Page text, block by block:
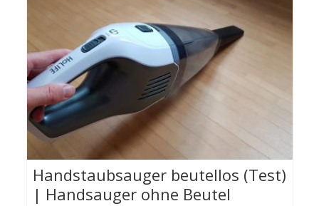
Handstaubsauger beutellos (Test)
| Handsauger ohne Beutel